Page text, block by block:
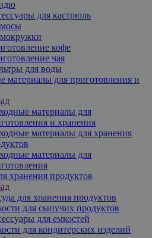
для кастрюль
кофе
чая
для воды
материалы для приготовления и
материалы для
и хранения
материалы для хранения
материалы для
хранения продуктов
для хранения продуктов
для сыпучих продуктов
для емкостей
для кондитерских изделий